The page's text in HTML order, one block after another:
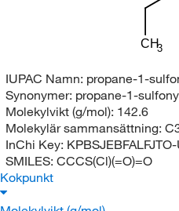
CH3
IUPAC Namn: propane-1-
Synonymer: propane-1-
Molekylvikt (g/mol): 142.6
Molekylär sammansättning:
InChi Key:
SMILES: CCCS(Cl)(=O)=O
Kokpunkt